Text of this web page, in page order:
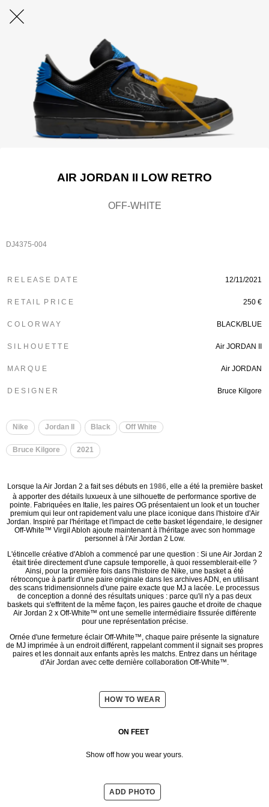
AIR JORDAN II LOW RETRO
OFF-WHITE
DJ4375-004
R E L E A S E D A T E 12/11/2021
R E T A I L P R I C E 250 €
C O L O R W A Y BLACK/BLUE
S I L H O U E T T E Air JORDAN II
M A R Q U E Air JORDAN
D E S I G N E R Bruce Kilgore
Nike Jordan II Black Off White
Bruce Kilgore 2021
Lorsque la Air Jordan 2 a fait ses débuts en 1986, elle a été la première basket
à apporter des détails luxueux à une silhouette de performance sportive de
pointe. Fabriquées en Italie, les paires OG présentaient un look et un toucher
premium qui leur ont rapidement valu une place iconique dans l'histoire d'Air
Jordan. Inspiré par l'héritage et l'impact de cette basket légendaire, le designer
Off-White™️ Virgil Abloh ajoute maintenant à l'héritage avec son hommage
personnel à l'Air Jordan 2 Low.
L'étincelle créative d'Abloh a commencé par une question : Si une Air Jordan 2
était tirée directement d'une capsule temporelle, à quoi ressemblerait-elle ?
Ainsi, pour la première fois dans l'histoire de Nike, une basket a été
rétroconçue à partir d'une paire originale dans les archives ADN, en utilisant
des scans tridimensionnels d'une paire exacte que MJ a lacée. Le processus
de conception a donné des résultats uniques : parce qu'il n'y a pas deux
baskets qui s'effritent de la même façon, les paires gauche et droite de chaque
Air Jordan 2 x Off-White™️ ont une semelle intermédiaire fissurée différente
pour une représentation précise.
Ornée d'une fermeture éclair Off-White™️, chaque paire présente la signature
de MJ imprimée à un endroit différent, rappelant comment il signait ses propres
paires et les donnait aux enfants après les matchs. Entrez dans un héritage
d'Air Jordan avec cette dernière collaboration Off-White™️.
HOW TO WEAR
ON FEET
Show off how you wear yours.
ADD PHOTO